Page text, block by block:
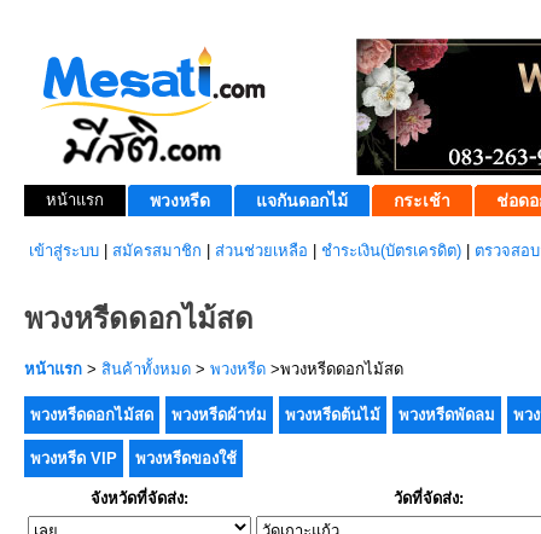
หน้าแรก พวงหรีด แจกันดอกไม้ กระเช้า ช่อดอ
เข้าสู่ระบบ สมัครสมาชิก ส่วนช่วยเหลือ ชำระเงิน(บัตรเครดิต) ตรวจสอ
พวงหรีดดอกไม้สด
หน้าแรก > สินค้าทั้งหมด > พวงหรีด >พวงหรีดดอกไม้สด
พวงหรีดดอกไม้สด พวงหรีดผ้าห่ม พวงหรีดต้นไม้ พวงหรีดพัดลม พว
พวงหรีด VIP พวงหรีดของใช้
จังหวัดที่จัดส่ง: วัดที่จัดส่ง: